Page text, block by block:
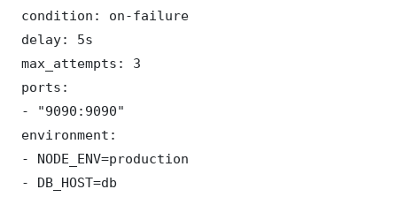
condition: on-failure
delay: 5s
max_attempts: 3
ports:
- "9090:9090"
environment:
- NODE_ENV=production
- DB_HOST=db